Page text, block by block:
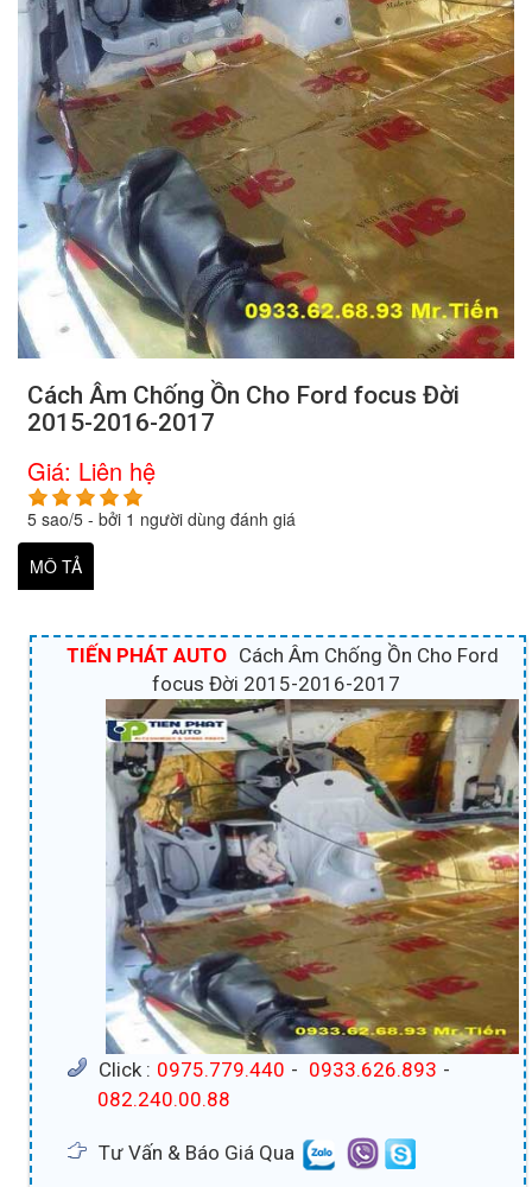
Cách Âm Chống Ồn Cho Ford focus Đời
2015-2016-2017
Giá: Liên hệ
5 sao/5 - bởi 1 người dùng đánh giá
MÔ TẢ
TIẾN PHÁT AUTO Cách Âm Chống Ồn Cho Ford
focus Đời 2015-2016-2017
Click : 0975.779.440 - 0933.626.893 -
082.240.00.88
Tư Vấn & Báo Giá Qua